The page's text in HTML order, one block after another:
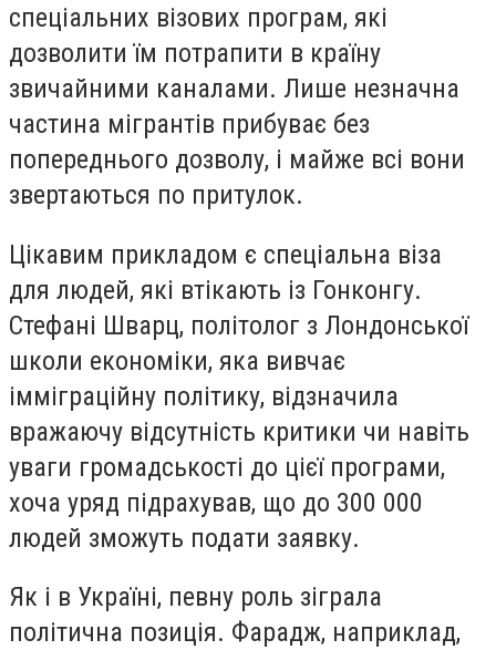
спеціальних візових програм, які
дозволити їм потрапити в країну
звичайними каналами. Лише незначна
частина мігрантів прибуває без
попереднього дозволу, і майже всі вони
звертаються по притулок.
Цікавим прикладом є спеціальна віза
для людей, які втікають із Гонконгу.
Стефані Шварц, політолог з Лондонської
школи економіки, яка вивчає
імміграційну політику, відзначила
вражаючу відсутність критики чи навіть
уваги громадськості до цієї програми,
хоча уряд підрахував, що до 300 000
людей зможуть подати заявку.
Як і в Україні, певну роль зіграла
політична позиція. Фарадж, наприклад,